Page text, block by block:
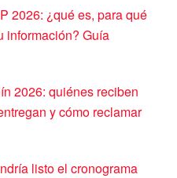
2026: ¿qué es, para qué
información? Guía
2026: quiénes reciben
y cómo reclamar
listo el cronograma